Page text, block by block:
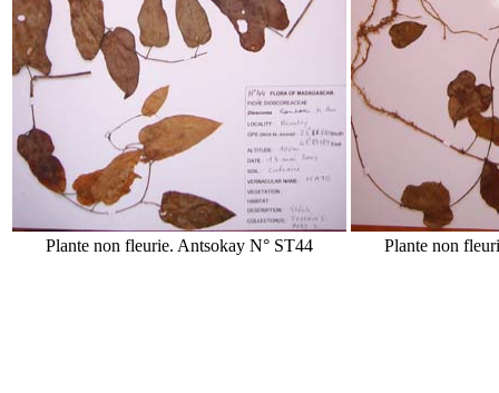
Plante non fleurie. Antsokay N° ST44 Plante non